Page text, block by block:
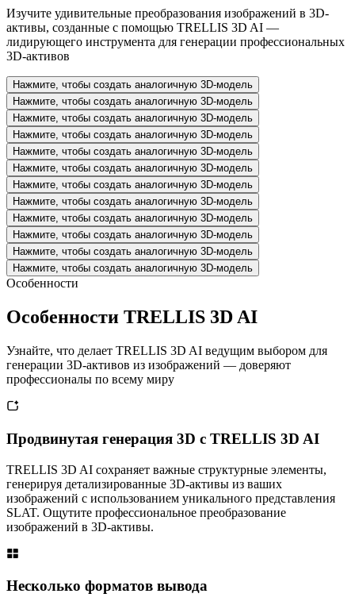
Изучите удивительные преобразования изображений в 3D-
активы, созданные с помощью TRELLIS 3D AI —
лидирующего инструмента для генерации профессиональных
3D-активов
Нажмите, чтобы создать аналогичную 3D-модель
Нажмите, чтобы создать аналогичную 3D-модель
Нажмите, чтобы создать аналогичную 3D-модель
Нажмите, чтобы создать аналогичную 3D-модель
Нажмите, чтобы создать аналогичную 3D-модель
Нажмите, чтобы создать аналогичную 3D-модель
Нажмите, чтобы создать аналогичную 3D-модель
Нажмите, чтобы создать аналогичную 3D-модель
Нажмите, чтобы создать аналогичную 3D-модель
Нажмите, чтобы создать аналогичную 3D-модель
Нажмите, чтобы создать аналогичную 3D-модель
Нажмите, чтобы создать аналогичную 3D-модель
Особенности
Особенности TRELLIS 3D AI
Узнайте, что делает TRELLIS 3D AI ведущим выбором для
генерации 3D-активов из изображений — доверяют
профессионалы по всему миру
Продвинутая генерация 3D с TRELLIS 3D AI
TRELLIS 3D AI сохраняет важные структурные элементы,
генерируя детализированные 3D-активы из ваших
изображений с использованием уникального представления
SLAT. Ощутите профессиональное преобразование
изображений в 3D-активы.
Несколько форматов вывода